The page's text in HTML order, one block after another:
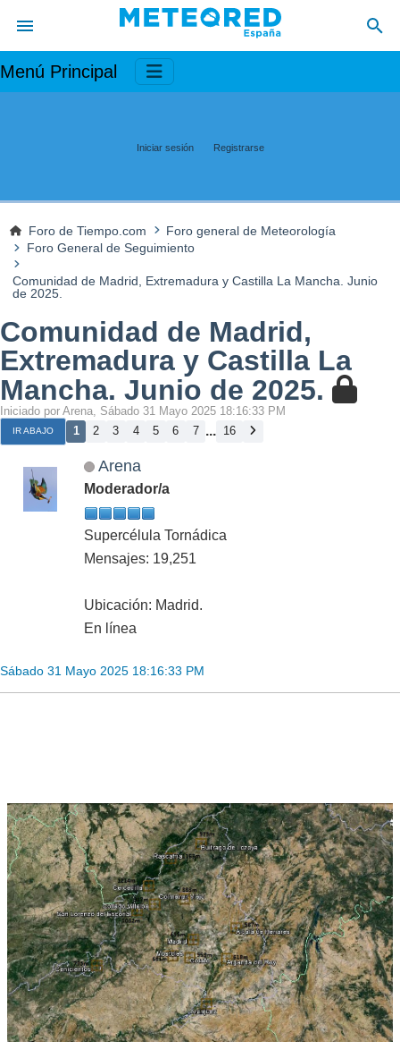
Menú Principal
Iniciar sesión Registrarse
Foro de Tiempo.com
Foro general de Meteorología
Foro General de Seguimiento
Comunidad de Madrid, Extremadura y Castilla La Mancha. Junio
de 2025.
Comunidad de Madrid,
Extremadura y Castilla La
Mancha. Junio de 2025.
Iniciado por Arena, Sábado 31 Mayo 2025 18:16:33 PM
IR ABAJO 1 2 3 4 5 6 7 ... 16
Arena
Moderador/a
Supercélula Tornádica
Mensajes: 19,251
Ubicación: Madrid.
En línea
Sábado 31 Mayo 2025 18:16:33 PM